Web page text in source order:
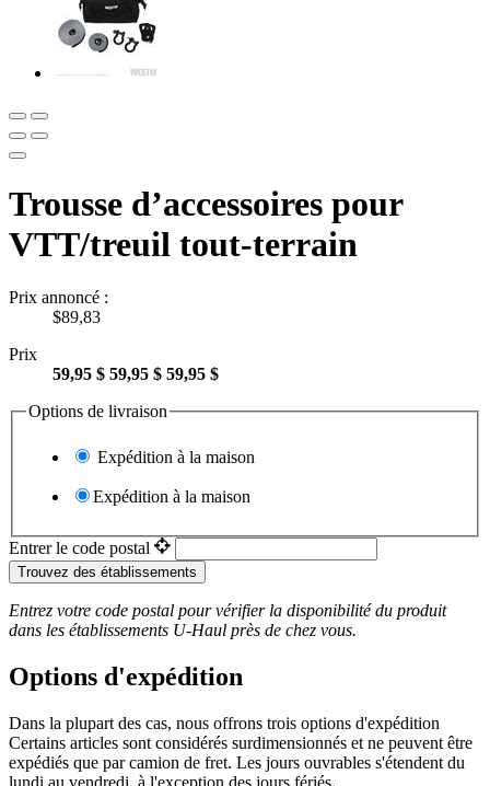
Trousse d’accessoires pour
VTT/treuil tout-terrain
Prix annoncé :
$89,83
Prix
59,95 $ 59,95 $ 59,95 $
Options de livraison
Expédition à la maison
Expédition à la maison
Entrer le code postal
Trouvez des établissements
Entrez votre code postal pour vérifier la disponibilité du produit
dans les établissements U-Haul près de chez vous.
Options d'expédition
Dans la plupart des cas, nous offrons trois options d'expédition
Certains articles sont considérés surdimensionnés et ne peuvent être
expédiés que par camion de fret. Les jours ouvrables s'étendent du
lundi au vendredi, à l'exception des jours fériés.